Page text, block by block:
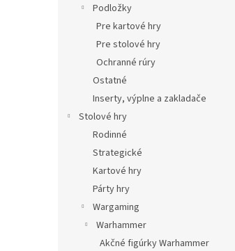
Podložky
Pre kartové hry
Pre stolové hry
Ochranné rúry
Ostatné
Inserty, výplne a zakladače
Stolové hry
Rodinné
Strategické
Kartové hry
Párty hry
Wargaming
Warhammer
Akčné figúrky Warhammer